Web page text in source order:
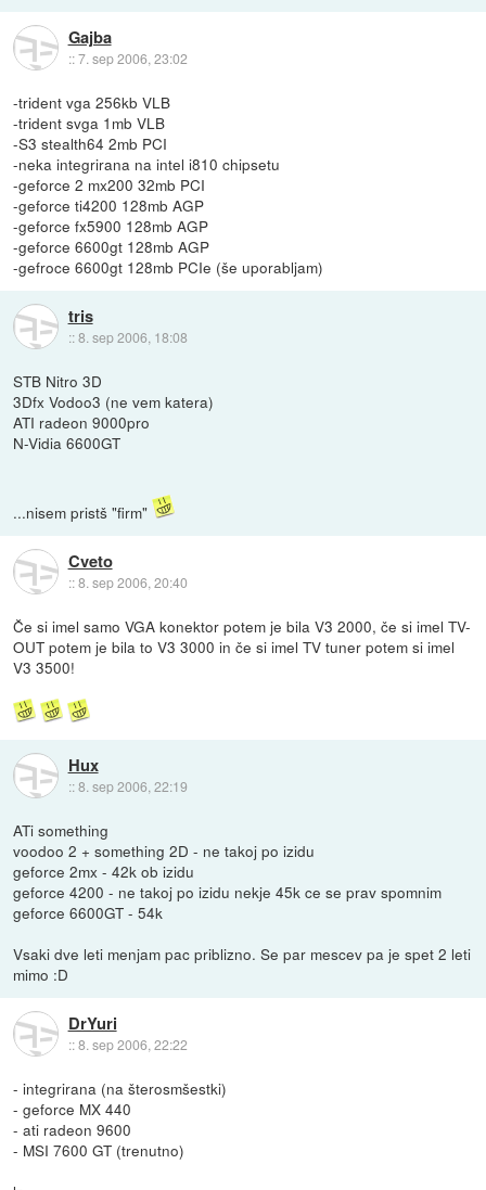
Gajba
::7. sep 2006, 23:02
-trident vga 256kb VLB
-trident svga 1mb VLB
-S3 stealth64 2mb PCI
-neka integrirana na intel i810 chipsetu
-geforce 2 mx200 32mb PCI
-geforce ti4200 128mb AGP
-geforce fx5900 128mb AGP
-geforce 6600gt 128mb AGP
-gefroce 6600gt 128mb PCIe (še uporabljam)
tris
::8. sep 2006, 18:08
STB Nitro 3D
3Dfx Vodoo3 (ne vem katera)
ATI radeon 9000pro
N-Vidia 6600GT
...nisem pristš "firm"
Cveto
::8. sep 2006, 20:40
Če si imel samo VGA konektor potem je bila V3 2000, če si imel TV-
OUT potem je bila to V3 3000 in če si imel TV tuner potem si imel
V3 3500!
Hux
::8. sep 2006, 22:19
ATi something
voodoo 2 + something 2D - ne takoj po izidu
geforce 2mx - 42k ob izidu
geforce 4200 - ne takoj po izidu nekje 45k ce se prav spomnim
geforce 6600GT - 54k
Vsaki dve leti menjam pac priblizno. Se par mescev pa je spet 2 leti
mimo :D
DrYuri
::8. sep 2006, 22:22
- integrirana (na šterosmšestki)
- geforce MX 440
- ati radeon 9600
- MSI 7600 GT (trenutno)